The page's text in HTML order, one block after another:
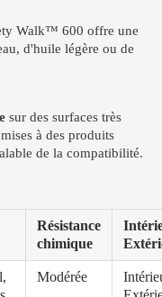
Walk™ 600 offre une
d'huile légère ou de
sur des surfaces très
à des produits
de la compatibilité.
Résistance
chimique
Modérée